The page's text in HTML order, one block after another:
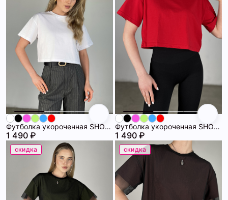
Футболка укороченная SHOPDAANNA 72459682\25
1 490 ₽
Футболка укороченная SHOPDAANNA 72459682\17
1 490 ₽
скидка скидка